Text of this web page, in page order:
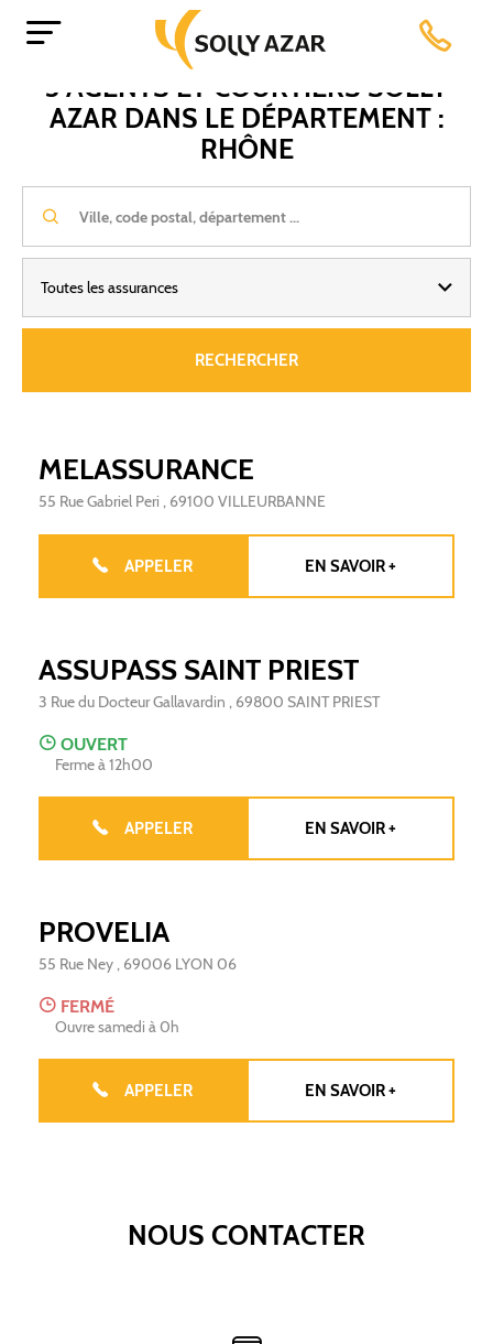
contenu
Accueil Auvergne-Rhône-Alpes
3 AGENTS ET COURTIERS SOLLY
AZAR DANS LE DÉPARTEMENT :
RHÔNE
Toutes les assurances
RECHERCHER
MELASSURANCE
55 Rue Gabriel Peri , 69100 VILLEURBANNE
APPELER EN SAVOIR +
ASSUPASS SAINT PRIEST
3 Rue du Docteur Gallavardin , 69800 SAINT PRIEST
OUVERT
Ferme à 12h00
APPELER EN SAVOIR +
PROVELIA
55 Rue Ney , 69006 LYON 06
FERMÉ
Ouvre samedi à 0h
APPELER EN SAVOIR +
NOUS CONTACTER